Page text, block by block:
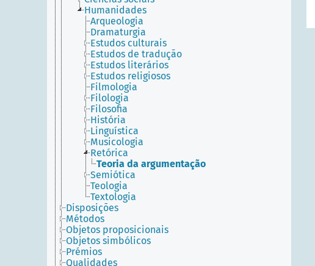
Humanidades
Arqueologia
Dramaturgia
Estudos culturais
Estudos de tradução
Estudos literários
Estudos religiosos
Filmologia
Filologia
Filosofia
História
Linguística
Musicologia
Retórica
Teoria da argumentação
Semiótica
Teologia
Textologia
Disposições
Métodos
Objetos proposicionais
Objetos simbólicos
Prémios
Qualidades